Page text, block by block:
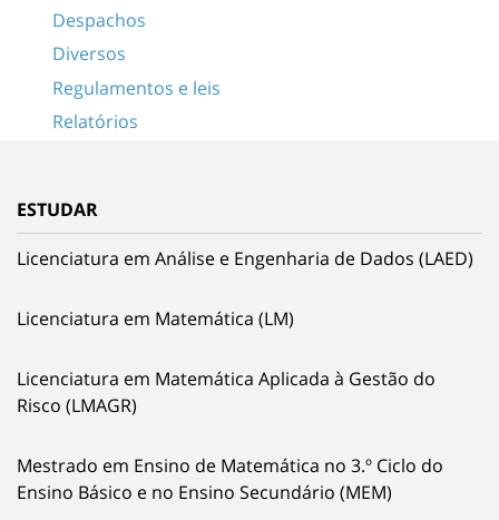
Despachos
Diversos
Regulamentos e leis
Relatórios
ESTUDAR
Licenciatura em Análise e Engenharia de Dados (LAED)
Licenciatura em Matemática (LM)
Licenciatura em Matemática Aplicada à Gestão do
Risco (LMAGR)
Mestrado em Ensino de Matemática no 3.º Ciclo do
Ensino Básico e no Ensino Secundário (MEM)